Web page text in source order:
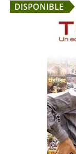
DISPONIBLE